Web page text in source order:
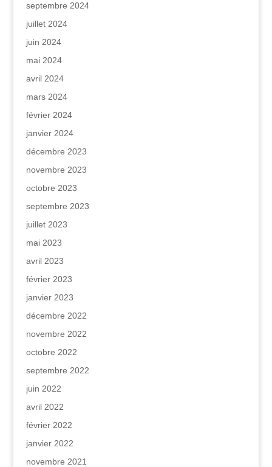
septembre 2024
juillet 2024
juin 2024
mai 2024
avril 2024
mars 2024
février 2024
janvier 2024
décembre 2023
novembre 2023
octobre 2023
septembre 2023
juillet 2023
mai 2023
avril 2023
février 2023
janvier 2023
décembre 2022
novembre 2022
octobre 2022
septembre 2022
juin 2022
avril 2022
février 2022
janvier 2022
novembre 2021